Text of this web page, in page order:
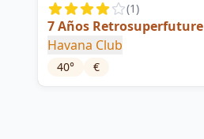
(1)
7 Años Retrosuperfuture
Havana Club
40° €